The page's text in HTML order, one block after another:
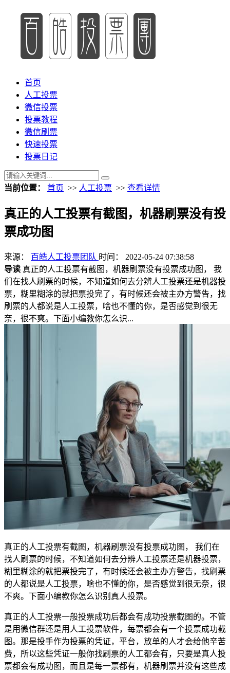
首页
人工投票
微信投票
投票教程
微信刷票
快速投票
投票日记
当前位置： 首页 >> 人工投票 >> 查看详情
真正的人工投票有截图，机器刷票没有投
票成功图
来源： 百皓人工投票团队 时间： 2022-05-24 07:38:58
导读 真正的人工投票有截图，机器刷票没有投票成功图， 我
们在找人刷票的时候，不知道如何去分辨人工投票还是机器投
票，糊里糊涂的就把票投完了，有时候还会被主办方警告，找
刷票的人都说是人工投票，啥也不懂的你，是否感觉到很无
奈，很不爽。下面小编教你怎么识...
真正的人工投票有截图，机器刷票没有投票成功图， 我们在
找人刷票的时候，不知道如何去分辨人工投票还是机器投票，
糊里糊涂的就把票投完了，有时候还会被主办方警告，找刷票
的人都说是人工投票，啥也不懂的你，是否感觉到很无奈，很
不爽。下面小编教你怎么识别真人投票。
真正的人工投票一般投票成功后都会有成功投票截图的。不管
是用微信群还是用人工投票软件，每票都会有一个投票成功截
图。那是投手作为投票的凭证，平台，放单的人才会给他辛苦
费，所以这些凭证一般你找刷票的人工都会有，只要是真人投
票都会有成功图，而且是每一票都有，机器刷票并没有这些成